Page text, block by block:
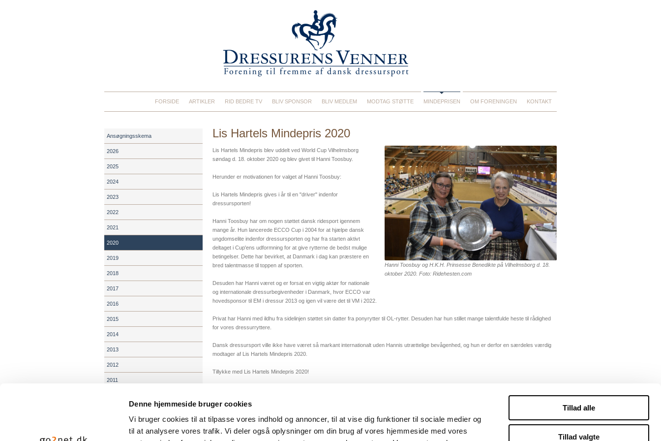
Denne hjemmeside bruger cookies
Vi bruger cookies til at tilpasse vores indhold og annoncer, til at vise dig funktioner til sociale medier og
til at analysere vores trafik. Vi deler også oplysninger om din brug af vores hjemmeside med vores
Tillad alle
Tillad valgte
FORSIDE ARTIKLER RID BEDRE TV BLIV SPONSOR BLIV MEDLEM MODTAG STØTTE MINDEPRISEN OM FORENINGEN KONTAKT
Ansøgningsskema
2026
2025
2024
2023
2022
2021
2020
2019
2018
2017
2016
2015
2014
2013
2012
2011
Lis Hartels Mindepris 2020
Hanni Toosbuy og H.K.H. Prinsesse Benedikte på Vilhelmsborg d. 18.
oktober 2020. Foto: Ridehesten.com
Lis Hartels Mindepris blev uddelt ved World Cup Vilhelmsborg
søndag d. 18. oktober 2020 og blev givet til Hanni Toosbuy.
Herunder er motivationen for valget af Hanni Toosbuy:
Lis Hartels Mindepris gives i år til en "driver" indenfor
dressursporten!
Hanni Toosbuy har om nogen støttet dansk ridesport igennem
mange år. Hun lancerede ECCO Cup i 2004 for at hjælpe dansk
ungdomselite indenfor dressursporten og har fra starten aktivt
deltaget i Cup'ens udformning for at give rytterne de bedst mulige
betingelser. Dette har bevirket, at Danmark i dag kan præstere en
bred talentmasse til toppen af sporten.
Desuden har Hanni været og er forsat en vigtig aktør for nationale
og internationale dressurbegivenheder i Danmark, hvor ECCO var
hovedsponsor til EM i dressur 2013 og igen vil være det til VM i 2022.
Privat har Hanni med ildhu fra sidelinjen støttet sin datter fra ponyrytter til OL-rytter. Desuden har hun stillet mange talentfulde heste til rådighed
for vores dressurryttere.
Dansk dressursport ville ikke have været så markant internationalt uden Hannis utrættelige bevågenhed, og hun er derfor en særdeles værdig
modtager af Lis Hartels Mindepris 2020.
Tillykke med Lis Hartels Mindepris 2020!